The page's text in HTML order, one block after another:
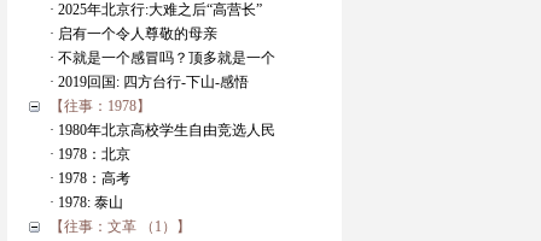
· 2025年北京行:大难之后“高营长”
· 启有一个令人尊敬的母亲
· 不就是一个感冒吗？顶多就是一个
· 2019回国: 四方台行-下山-感悟
【往事：1978】
· 1980年北京高校学生自由竞选人民
· 1978：北京
· 1978：高考
· 1978: 泰山
【往事：文革 （1）】